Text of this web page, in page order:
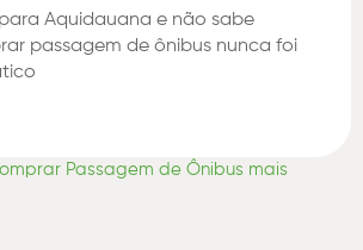
Aquidauana e não sabe
passagem de ônibus nunca foi